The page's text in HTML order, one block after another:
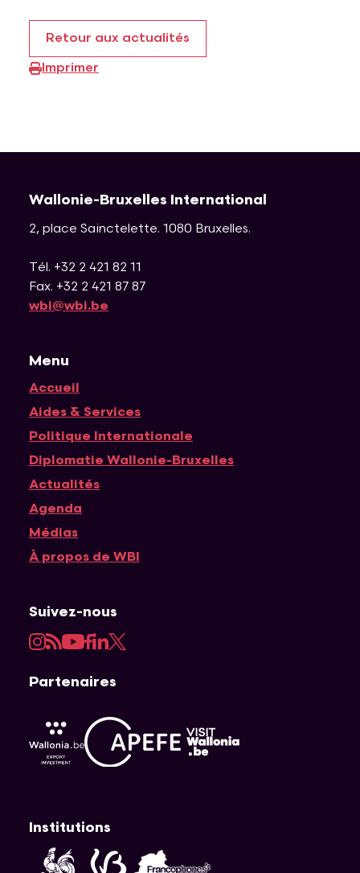
Retour aux actualités
Imprimer
Wallonie-Bruxelles International
2, place Sainctelette. 1080 Bruxelles.
Tél. +32 2 421 82 11
Fax. +32 2 421 87 87
wbi@wbi.be
Menu
Accueil
Navigation principale
Aides & Services
Politique Internationale
Diplomatie Wallonie-Bruxelles
Actualités
Agenda
Médias
À propos de WBI
Suivez-nous
Instagram
RSSYouTube
Facebook
LinkedIn
Twitter
Partenaires
AWEX
Visit Wallonia
Institutions
Wallonie Fédération Wallonie-Bruxelles
Cocof